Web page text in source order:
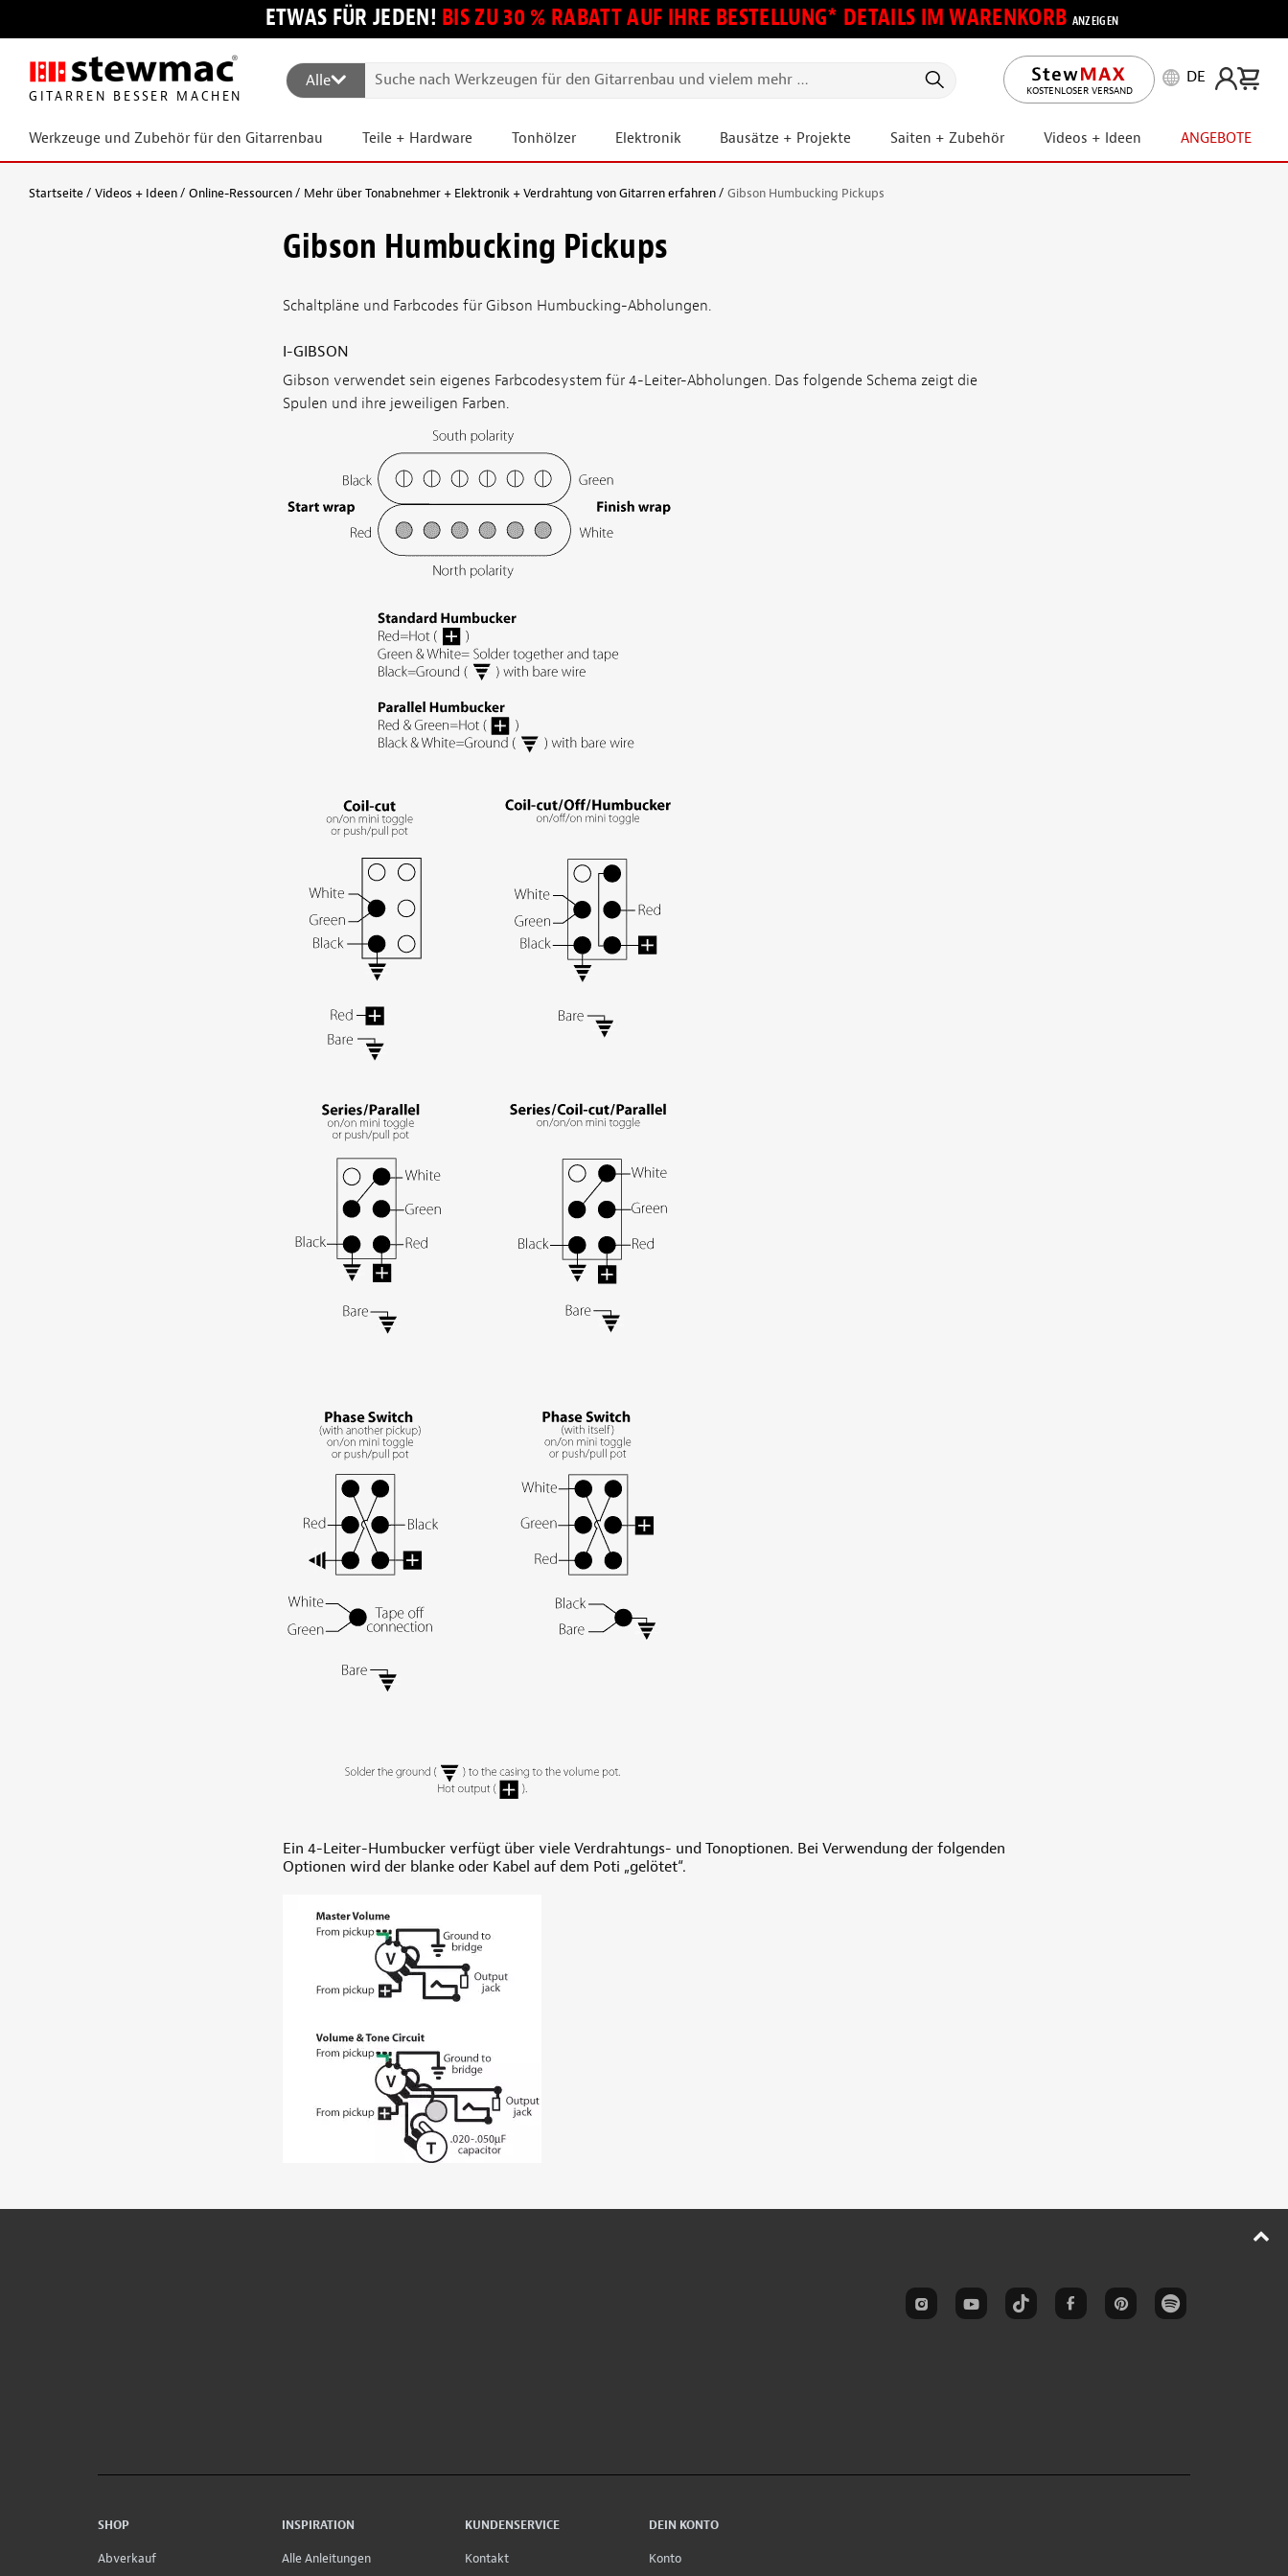
ETWAS FÜR JEDEN! BIS ZU 30 % RABATT AUF IHRE BESTELLUNG* DETAILS IM WARENKORB ANZEIGEN
GITARREN BESSER MACHEN
Alle
KOSTENLOSER VERSAND
DE
Werkzeuge und Zubehör für den Gitarrenbau Teile + Hardware Tonhölzer Elektronik Bausätze + Projekte Saiten + Zubehör Videos + Ideen ANGEBOTE
Startseite Videos + Ideen Online-Ressourcen Mehr über Tonabnehmer + Elektronik + Verdrahtung von Gitarren erfahren Gibson Humbucking Pickups
Gibson Humbucking Pickups
Schaltpläne und Farbcodes für Gibson Humbucking-Abholungen.
I-GIBSON
Gibson verwendet sein eigenes Farbcodesystem für 4-Leiter-Abholungen. Das folgende Schema zeigt die
Spulen und ihre jeweiligen Farben.
Ein 4-Leiter-Humbucker verfügt über viele Verdrahtungs- und Tonoptionen. Bei Verwendung der folgenden
Optionen wird der blanke oder Kabel auf dem Poti „gelötet“.
SHOP
Abverkauf
INSPIRATION
Alle Anleitungen
KUNDENSERVICE
Kontakt
DEIN KONTO
Konto